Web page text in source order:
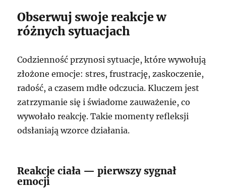
Obserwuj swoje reakcje w
różnych sytuacjach
Codzienność przynosi sytuacje, które wywołują
złożone emocje: stres, frustrację, zaskoczenie,
radość, a czasem mdłe odczucia. Kluczem jest
zatrzymanie się i świadome zauważenie, co
wywołało reakcję. Takie momenty refleksji
odsłaniają wzorce działania.
Reakcje ciała — pierwszy sygnał
emocji